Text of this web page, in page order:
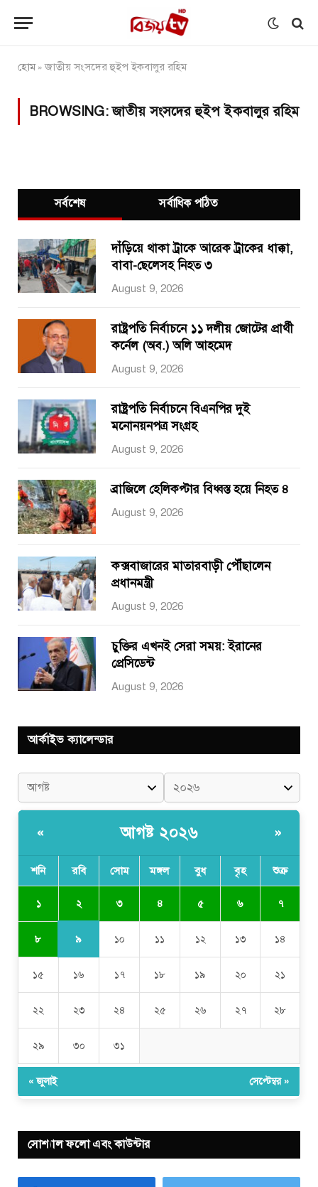
হোম»জাতীয় সংসদের হুইপ ইকবালুর রহিম
BROWSING:জাতীয় সংসদের হুইপ ইকবালুর রহিম
সর্বশেষ সর্বাধিক পঠিত
দাঁড়িয়ে থাকা ট্রাকে আরেক ট্রাকের ধাক্কা,
বাবা-ছেলেসহ নিহত ৩
August 9, 2026
রাষ্ট্রপতি নির্বাচনে ১১ দলীয় জোটের প্রার্থী
কর্নেল (অব.) অলি আহমেদ
August 9, 2026
রাষ্ট্রপতি নির্বাচনে বিএনপির দুই
মনোনয়নপত্র সংগ্রহ
August 9, 2026
ব্রাজিলে হেলিকপ্টার বিধ্বস্ত হয়ে নিহত ৪
August 9, 2026
কক্সবাজারের মাতারবাড়ী পৌঁছালেন
প্রধানমন্ত্রী
August 9, 2026
চুক্তির এখনই সেরা সময়: ইরানের
প্রেসিডেন্ট
August 9, 2026
আর্কাইভ ক্যালেন্ডার
« আগষ্ট ২০২৬ »
শনি রবি সোম মঙ্গল বুধ বৃহ শুক্র
১ ২ ৩ ৪ ৫ ৬ ৭
৮ ৯ ১০ ১১ ১২ ১৩ ১৪
১৫ ১৬ ১৭ ১৮ ১৯ ২০ ২১
২২ ২৩ ২৪ ২৫ ২৬ ২৭ ২৮
২৯ ৩০ ৩১
« জুলাই সেপ্টেম্বর »
সোশ্যাল ফলো এবং কাউন্টার